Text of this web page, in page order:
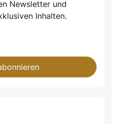
Newsletter und
Inhalten.